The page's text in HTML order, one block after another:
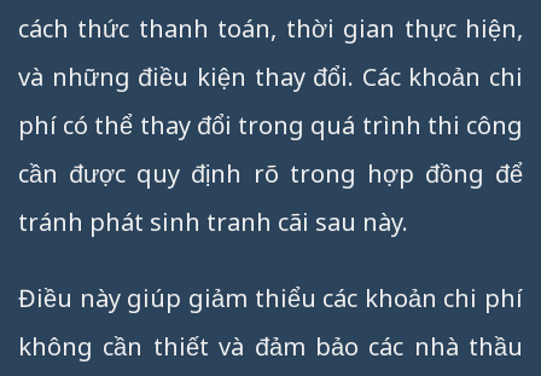
cách thức thanh toán, thời gian thực hiện,
và những điều kiện thay đổi. Các khoản chi
phí có thể thay đổi trong quá trình thi công
cần được quy định rõ trong hợp đồng để
tránh phát sinh tranh cãi sau này.
Điều này giúp giảm thiểu các khoản chi phí
không cần thiết và đảm bảo các nhà thầu